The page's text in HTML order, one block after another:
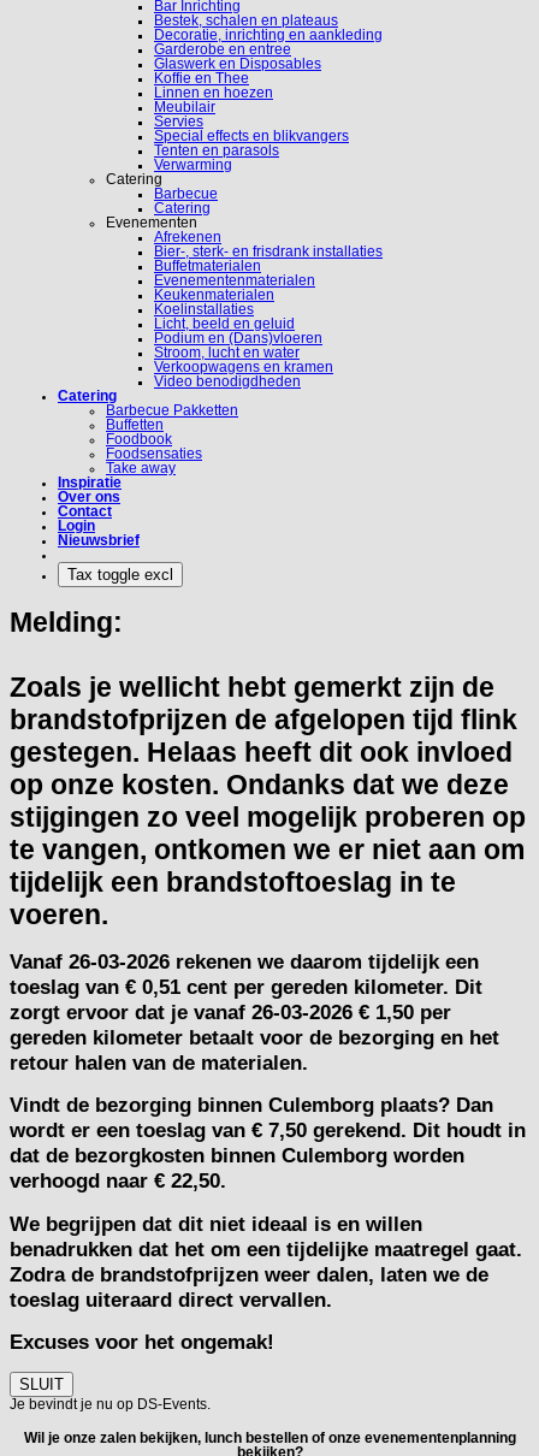
Bar Inrichting
Bestek, schalen en plateaus
Decoratie, inrichting en aankleding
Garderobe en entree
Glaswerk en Disposables
Koffie en Thee
Linnen en hoezen
Meubilair
Servies
Special effects en blikvangers
Tenten en parasols
Verwarming
Catering
Barbecue
Catering
Evenementen
Afrekenen
Bier-, sterk- en frisdrank installaties
Buffetmaterialen
Evenementenmaterialen
Keukenmaterialen
Koelinstallaties
Licht, beeld en geluid
Podium en (Dans)vloeren
Stroom, lucht en water
Verkoopwagens en kramen
Video benodigdheden
Catering
Barbecue Pakketten
Buffetten
Foodbook
Foodsensaties
Take away
Inspiratie
Over ons
Contact
Login
Nieuwsbrief
Melding:
Zoals je wellicht hebt gemerkt zijn de
brandstofprijzen de afgelopen tijd flink
gestegen. Helaas heeft dit ook invloed
op onze kosten. Ondanks dat we deze
stijgingen zo veel mogelijk proberen op
te vangen, ontkomen we er niet aan om
tijdelijk een brandstoftoeslag in te
voeren.
Vanaf 26-03-2026 rekenen we daarom tijdelijk een
toeslag van € 0,51 cent per gereden kilometer. Dit
zorgt ervoor dat je vanaf 26-03-2026 € 1,50 per
gereden kilometer betaalt voor de bezorging en het
retour halen van de materialen.
Vindt de bezorging binnen Culemborg plaats? Dan
wordt er een toeslag van € 7,50 gerekend. Dit houdt in
dat de bezorgkosten binnen Culemborg worden
verhoogd naar € 22,50.
We begrijpen dat dit niet ideaal is en willen
benadrukken dat het om een tijdelijke maatregel gaat.
Zodra de brandstofprijzen weer dalen, laten we de
toeslag uiteraard direct vervallen.
Excuses voor het ongemak!
SLUIT
Je bevindt je nu op DS-Events.
Wil je onze zalen bekijken, lunch bestellen of onze evenementenplanning
bekijken?